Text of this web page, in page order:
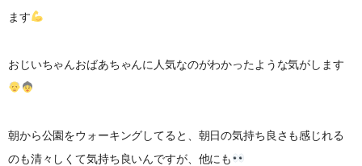
ます
おじいちゃんおばあちゃんに人気なのがわかったような気がします
朝から公園をウォーキングしてると、朝日の気持ち良さも感じれる
のも清々しくて気持ち良いんですが、他にも